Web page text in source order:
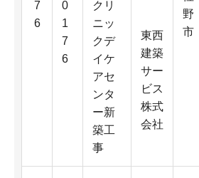
7
6
0
1
7
6
クリ
ニッ
クデ
イケ
アセ
ンタ
ー新
築工
事
野
市
東西
建築
サー
ビス
株式
会社